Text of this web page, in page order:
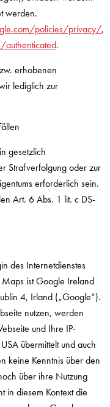
werden.
policies/privacy/,
authenticated.
erhobenen
lediglich zur
gesetzlich
Strafverfolgung oder zur
erforderlich sein.
Art. 6 Abs. 1 lit. c DS-
des Internetdienstes
ist Google Ireland
4, Irland („Google“).
nutzen, werden
und Ihre IP-
übermittelt und auch
keine Kenntnis über den
über ihre Nutzung
in diesem Kontext die